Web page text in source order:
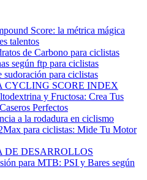
Score: la métrica mágica
talentos
de Carbono para ciclistas
según ftp para ciclistas
sudoración para ciclistas
SCORE INDEX
y Fructosa: Crea Tus
Perfectos
a la rodadura en ciclismo
para ciclistas: Mide Tu Motor
DESARROLLOS
para MTB: PSI y Bares según